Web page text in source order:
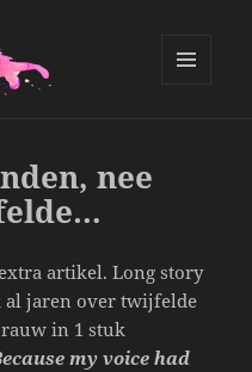
nee
artikel. Long story
al jaren over twijfelde
in 1 stuk
my voice had